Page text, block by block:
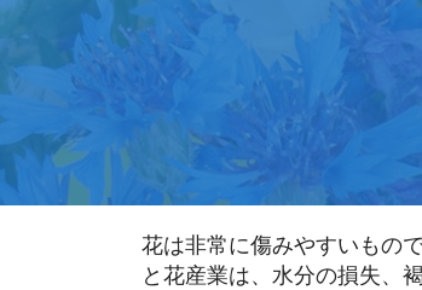
花は非常に傷みやすいもの
と花産業は、水分の損失、